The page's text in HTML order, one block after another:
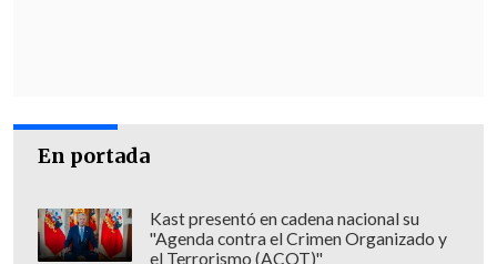
En portada
Kast presentó en cadena nacional su
"Agenda contra el Crimen Organizado y
el Terrorismo (ACOT)"